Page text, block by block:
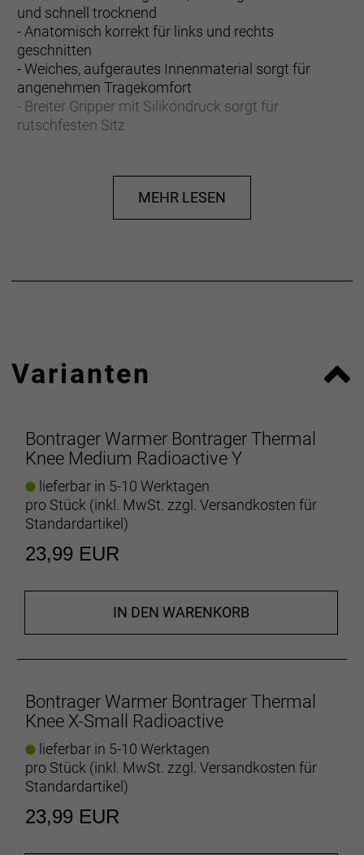
und schnell trocknend
- Anatomisch korrekt für links und rechts
geschnitten
- Weiches, aufgerautes Innenmaterial sorgt für
angenehmen Tragekomfort
- Breiter Gripper mit Silikondruck sorgt für
rutschfesten Sitz
- Materialtyp: Strick
- Fasergehalt: 83% Polyester, 17% Elastan
06116 Halle (Saale)
MEHR LESEN
Varianten
Bontrager Warmer Bontrager Thermal
Knee Medium Radioactive Y
lieferbar in 5-10 Werktagen
pro Stück (inkl. MwSt. zzgl. Versandkosten für
Standardartikel)
23,99 EUR
IN DEN WARENKORB
Bontrager Warmer Bontrager Thermal
Knee X-Small Radioactive
lieferbar in 5-10 Werktagen
pro Stück (inkl. MwSt. zzgl. Versandkosten für
Standardartikel)
23,99 EUR